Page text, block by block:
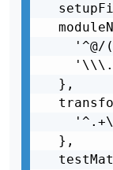
'^@/
  },
  },